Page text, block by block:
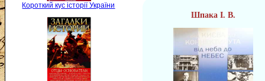
Короткий кус історії України
Шпака І. В.